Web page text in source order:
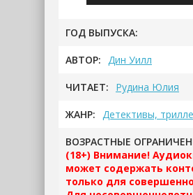
ГОД ВЫПУСКА:
АВТОР: Дин Уилл
ЧИТАЕТ: Рудина Юлия
ЖАНР: Детективы,
ВОЗРАСТНЫЕ
(18+) Внимание!
может содержать
только для